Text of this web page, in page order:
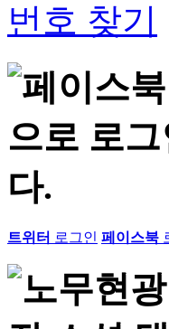
번호 찾기
트위터 로그인 페이스북